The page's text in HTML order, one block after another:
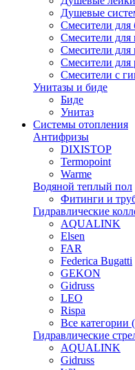
Душевые
Смесители для
Смесители
Смесители для
Смесители для
Смесители с
Унитазы и биде
Биде
Унитаз
Системы отопления
Антифризы
DIXISTOP
Termopoint
Warme
Водяной теплый пол
Фитинги и
Гидравлические
AQUALINK
Elsen
FAR
Federica Bugatti
GEKON
Gidruss
LEO
Rispa
Все категории
Гидравлические
AQUALINK
Gidruss